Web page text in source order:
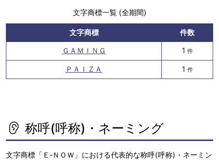
文字商標一覧 (全期間)
文字商標
件数
ＧＡＭＩＮＧ
1 件
ＰＡＩＺＡ 1 件
称呼(呼称)・ネーミング
文字商標「Ｅ‐ＮＯＷ」における代表的な称呼(呼称)・ネーミン